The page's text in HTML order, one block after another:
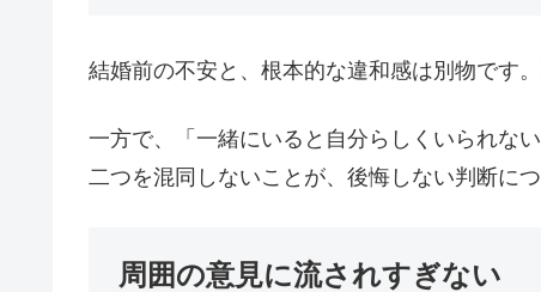
結婚前の不安と、根本的な違和感は別物です
一方で、「一緒にいると自分らしくいられな
二つを混同しないことが、後悔しない判断につ
周囲の意見に流されすぎない